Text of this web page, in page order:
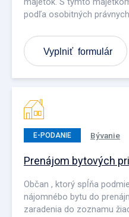
podľa osobitných
Vyplniť formulár
E-PODANIE Bývanie
Prenájom bytových
Občan , ktorý spĺňa
nájomnébo bytu do
zaradenia do zoznamu